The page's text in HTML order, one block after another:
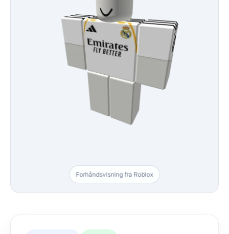
Forhåndsvisning fra Roblox